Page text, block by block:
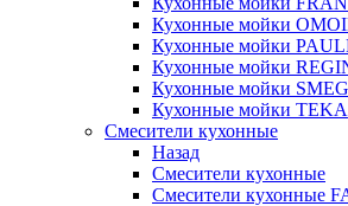
Кухонные мойки
Кухонные мойки
Кухонные мойки
Кухонные мойки SMEG
Кухонные мойки TEKA
Смесители кухонные
Назад
Смесители кухонные
Смесители кухонные